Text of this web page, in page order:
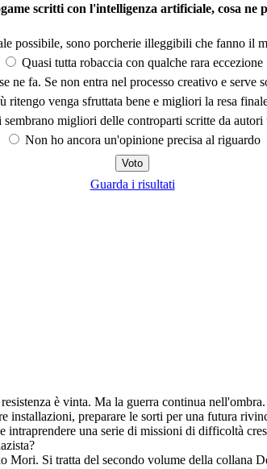
scritti con l'intelligenza artificiale, cosa ne
possibile, sono porcherie illeggibili che fanno il
Quasi tutta robaccia con qualche rara eccezione
ne fa. Se non entra nel processo creativo e serve
ritengo venga sfruttata bene e migliori la resa
sembrano migliori delle controparti scritte da autori
Non ho ancora un'opinione precisa al riguardo
Guarda i risultati
è vinta. Ma la guerra continua
installazioni, preparare le sorti per una futura
una serie di missioni di difficoltà
Si tratta del secondo volume della collana